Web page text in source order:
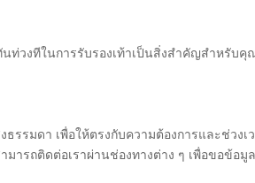
นท่วงทีในการรับรองเท้าเป็นสิ่งสำคัญสำหรับคุ
รรมดา เพื่อให้ตรงกับความต้องการและช่วงเ
ารถติดต่อเราผ่านช่องทางต่าง ๆ เพื่อขอข้อมู